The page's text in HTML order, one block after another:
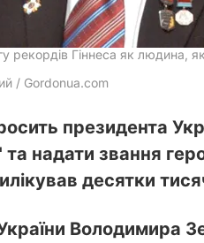
рекордів Гіннеса як людина,
/ Gordonua.com
президента
та надати звання
десятки
Володимира